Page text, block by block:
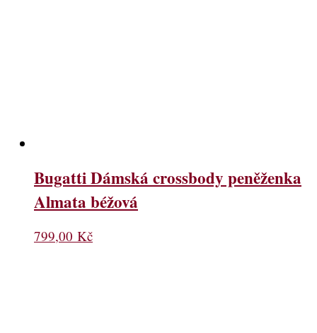
Bugatti Dámská crossbody peněženka
Almata béžová
799,00 Kč